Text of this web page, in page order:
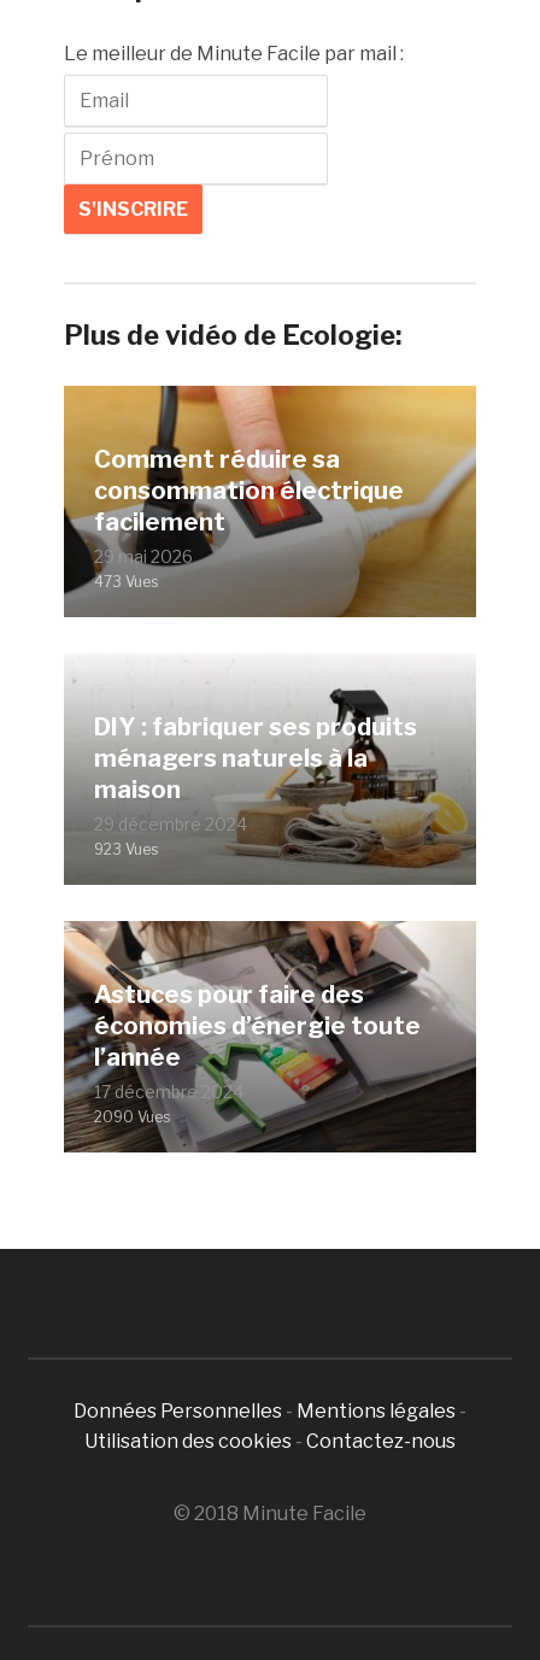
Le meilleur de Minute Facile par mail :
Plus de vidéo de Ecologie:
Comment réduire sa
consommation électrique
facilement
29 mai 2026
473 Vues
DIY : fabriquer ses produits
ménagers naturels à la
maison
29 décembre 2024
923 Vues
Astuces pour faire des
économies d’énergie toute
l’année
17 décembre 2024
2090 Vues
Données Personnelles - Mentions légales -
Utilisation des cookies - Contactez-nous
© 2018 Minute Facile